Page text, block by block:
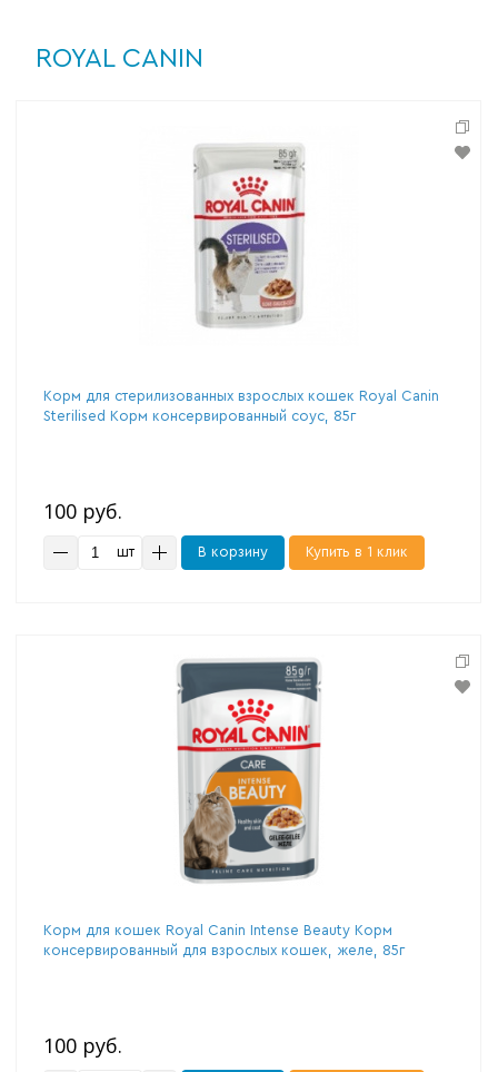
ROYAL CANIN
Корм для стерилизованных взрослых кошек Royal Canin
Sterilised Корм консервированный соус, 85г
100 руб.
шт В корзину Купить в 1 клик
Корм для кошек Royal Canin Intense Beauty Корм
консервированный для взрослых кошек, желе, 85г
100 руб.